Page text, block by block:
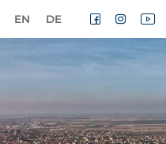
EN DE